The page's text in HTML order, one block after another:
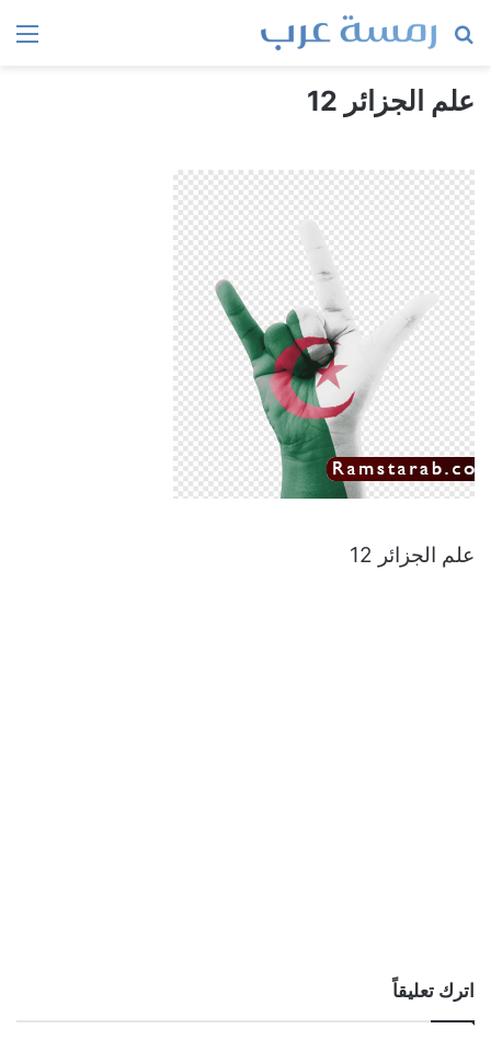
بحث
علم الجزائر 12
علم الجزائر 12
اترك تعليقاً